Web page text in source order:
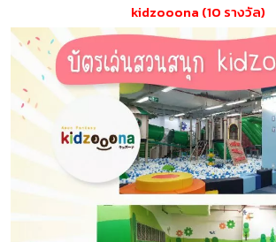
kidzooona (10 รางวัล)